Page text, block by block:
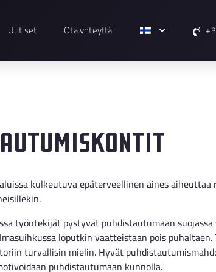
Uutiset Ota yhteyttä
kulkeutuva epäterveellinen aines
työntekijät pystyvät puhdistautumaan
loputkin vaatteistaan pois puhaltaen.
turvallisin mielin. Hyvät
puhdistautumaan kunnolla.